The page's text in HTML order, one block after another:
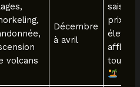
volcans
Décembre
à avril
saison,
prix
élevés,